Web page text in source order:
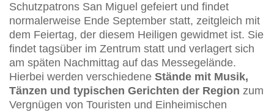
Schutzpatrons San Miguel gefeiert und findet
normalerweise Ende September statt, zeitgleich mit
dem Feiertag, der diesem Heiligen gewidmet ist. Sie
findet tagsüber im Zentrum statt und verlagert sich
am späten Nachmittag auf das Messegelände.
Hierbei werden verschiedene Stände mit Musik,
Tänzen und typischen Gerichten der Region zum
Vergnügen von Touristen und Einheimischen